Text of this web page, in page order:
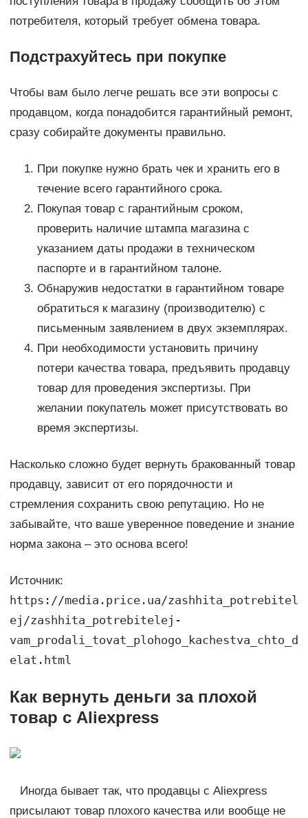
потребителя, который требует обмена товара.
Подстрахуйтесь при покупке
Чтобы вам было легче решать все эти вопросы с
продавцом, когда понадобится гарантийный ремонт,
сразу собирайте документы правильно.
При покупке нужно брать чек и хранить его в
течение всего гарантийного срока.
Покупая товар с гарантийным сроком,
проверить наличие штампа магазина с
указанием даты продажи в техническом
паспорте и в гарантийном талоне.
Обнаружив недостатки в гарантийном товаре
обратиться к магазину (производителю) с
письменным заявлением в двух экземплярах.
При необходимости установить причину
потери качества товара, предъявить продавцу
товар для проведения экспертизы. При
желании покупатель может присутствовать во
время экспертизы.
Насколько сложно будет вернуть бракованный товар
продавцу, зависит от его порядочности и
стремления сохранить свою репутацию. Но не
забывайте, что ваше уверенное поведение и знание
норма закона – это основа всего!
Источник:
https://media.price.ua/zashhita_potrebitel
ej/zashhita_potrebitelej-
vam_prodali_tovat_plohogo_kachestva_chto_d
elat.html
Как вернуть деньги за плохой
товар с Aliexpress
Иногда бывает так, что продавцы с Aliexpress
присылают товар плохого качества или вообще не